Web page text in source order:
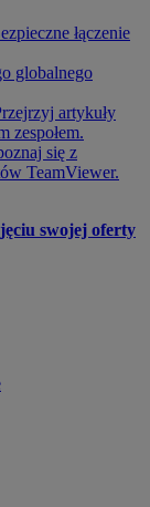
łączenie
globalnego
artykuły
zespołem.
się z
TeamViewer.
swojej oferty